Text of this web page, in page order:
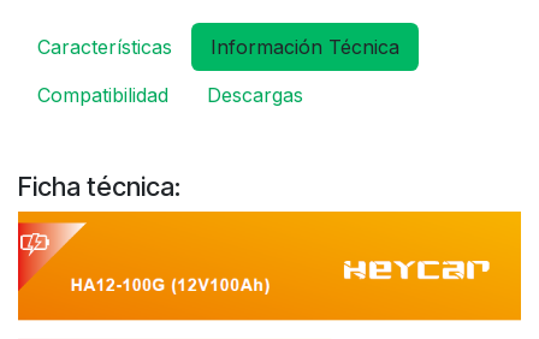
Características
Información Técnica
Compatibilidad
Descargas
Ficha técnica: